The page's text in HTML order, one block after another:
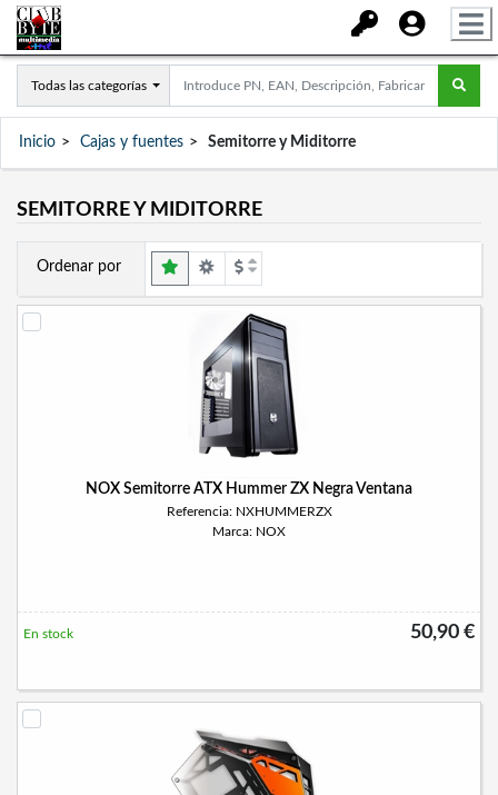
Todas las categorías
Inicio Cajas y fuentes Semitorre y Miditorre
SEMITORRE Y MIDITORRE
Ordenar por
NOX Semitorre ATX Hummer ZX Negra Ventana
Referencia: NXHUMMERZX
Marca: NOX
50,90 €
En stock